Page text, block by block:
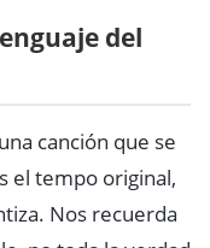
del
canción que se
el tempo original,
Nos recuerda